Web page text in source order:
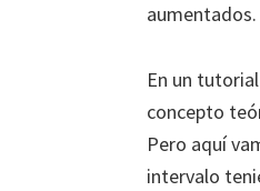
aumentados.
En un
concepto
Pero aquí
intervalo